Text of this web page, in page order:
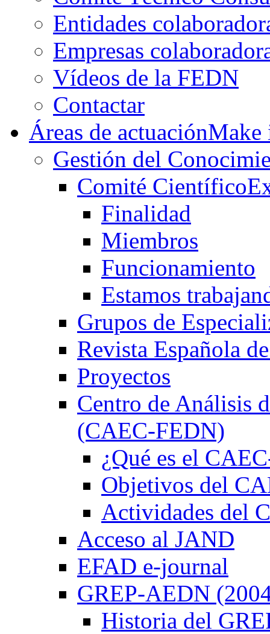
Entidades
Empresas
Vídeos de la FEDN
Contactar
Áreas de actuación
Gestión del
Comité Científico
Finalidad
Miembros
Funcionamiento
Estamos
Grupos de
Revista Española
Proyectos
Centro de Análisis
(CAEC-FEDN)
¿Qué es el
Objetivos del
Actividades del
Acceso al JAND
EFAD e-journal
GREP-AEDN
Historia del